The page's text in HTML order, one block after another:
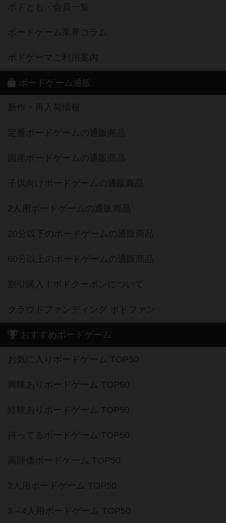
ボドとも・会員一覧
ボードゲーム業界コラム
ボドゲーマご利用案内
ボードゲーム通販
新作・再入荷情報
定番ボードゲームの通販商品
国産ボードゲームの通販商品
子供向けボードゲームの通販商品
2人用ボードゲームの通販商品
20分以下のボードゲームの通販商品
60分以上のボードゲームの通販商品
割引購入！ボドクーポンについて
クラウドファンディング ボドファン
おすすめボードゲーム
お気に入りボードゲーム TOP50
興味ありボードゲーム TOP50
経験ありボードゲーム TOP50
持ってるボードゲーム TOP50
高評価ボードゲーム TOP50
2人用ボードゲーム TOP50
3～4人用ボードゲーム TOP50